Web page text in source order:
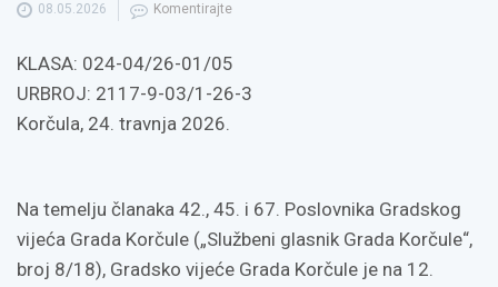
08.05.2026 Komentirajte
KLASA: 024-04/26-01/05
URBROJ: 2117-9-03/1-26-3
Korčula, 24. travnja 2026.
Na temelju članaka 42., 45. i 67. Poslovnika Gradskog
vijeća Grada Korčule („Službeni glasnik Grada Korčule“,
broj 8/18), Gradsko vijeće Grada Korčule je na 12.